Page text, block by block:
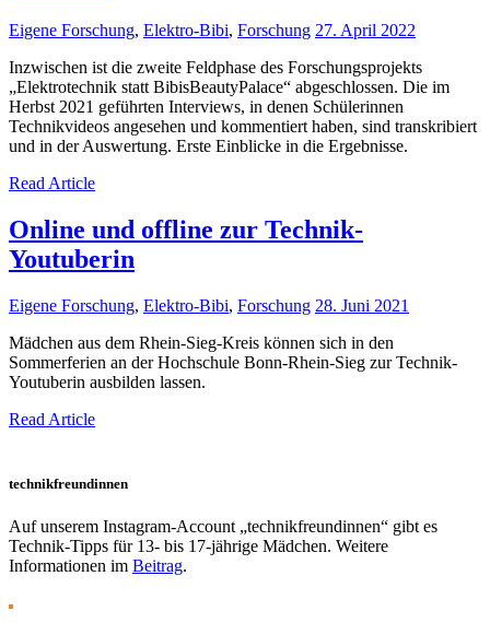
Eigene Forschung, Elektro-Bibi, Forschung 27. April 2022
Inzwischen ist die zweite Feldphase des Forschungsprojekts
„Elektrotechnik statt BibisBeautyPalace“ abgeschlossen. Die im
Herbst 2021 geführten Interviews, in denen Schülerinnen
Technikvideos angesehen und kommentiert haben, sind transkribiert
und in der Auswertung. Erste Einblicke in die Ergebnisse.
Read Article
Online und offline zur Technik-
Youtuberin
Eigene Forschung, Elektro-Bibi, Forschung 28. Juni 2021
Mädchen aus dem Rhein-Sieg-Kreis können sich in den
Sommerferien an der Hochschule Bonn-Rhein-Sieg zur Technik-
Youtuberin ausbilden lassen.
Read Article
technikfreundinnen
Auf unserem Instagram-Account „technikfreundinnen“ gibt es
Technik-Tipps für 13- bis 17-jährige Mädchen. Weitere
Informationen im Beitrag.